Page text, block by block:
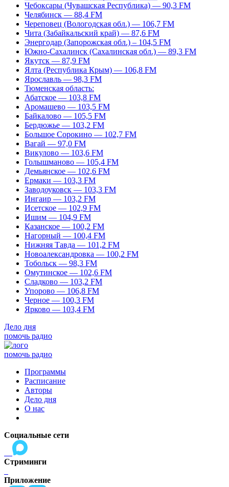
Чебоксары (Чувашская Республика) — 90,3 FM
Челябинск — 88,4 FM
Череповец (Вологодская обл.) — 106,7 FM
Чита (Забайкальский край) — 87,6 FM
Энергодар (Запорожская обл.) – 104,5 FM
Южно-Сахалинск (Сахалинская обл.) — 89,3 FM
Якутск — 87,9 FM
Ялта (Республика Крым) — 106,8 FM
Ярославль — 98,3 FM
Тюменская область:
Абатское — 103,8 FM
Аромашево — 103,5 FM
Байкалово — 105,5 FM
Бердюжье — 103,2 FM
Большое Сорокино — 102,7 FM
Вагай — 97,0 FM
Викулово — 103,6 FM
Голышманово — 105,4 FM
Демьянское — 102,6 FM
Ермаки — 103,3 FM
Заводоуковск — 103,3 FM
Ингаир — 103,2 FM
Исетское — 102,9 FM
Ишим — 104,9 FM
Казанское — 100,2 FM
Нагорный — 100,4 FM
Нижняя Тавда — 101,2 FM
Новоалександровка — 100,2 FM
Тобольск — 98,3 FM
Омутинское — 102,6 FM
Сладково — 103,2 FM
Упорово — 106,8 FM
Черное — 100,3 FM
Ярково — 103,4 FM
Дело дня
помочь радио
помочь радио
Программы
Расписание
Авторы
Дело дня
О нас
Социальные сети
Стриминги
Приложение